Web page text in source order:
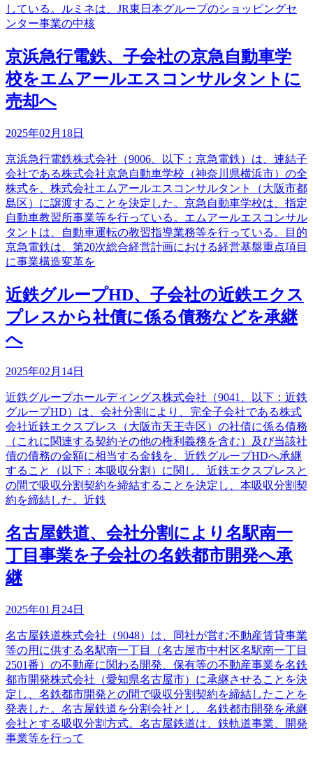
している。ルミネは、JR東日本グループのショッピングセ
ンター事業の中核
京浜急行電鉄、子会社の京急自動車学
校をエムアールエスコンサルタントに
売却へ
2025年02月18日
京浜急行電鉄株式会社（9006、以下：京急電鉄）は、連結子
会社である株式会社京急自動車学校（神奈川県横浜市）の全
株式を、株式会社エムアールエスコンサルタント（大阪市都
島区）に譲渡することを決定した。京急自動車学校は、指定
自動車教習所事業等を行っている。エムアールエスコンサル
タントは、自動車運転の教習指導業務等を行っている。目的
京急電鉄は、第20次総合経営計画における経営基盤重点項目
に事業構造変革を
近鉄グループHD、子会社の近鉄エクス
プレスから社債に係る債務などを承継
へ
2025年02月14日
近鉄グループホールディングス株式会社（9041、以下：近鉄
グループHD）は、会社分割により、完全子会社である株式
会社近鉄エクスプレス（大阪市天王寺区）の社債に係る債務
（これに関連する契約その他の権利義務を含む）及び当該社
債の債務の金額に相当する金銭を、近鉄グループHDへ承継
すること（以下：本吸収分割）に関し、近鉄エクスプレスと
の間で吸収分割契約を締結することを決定し、本吸収分割契
約を締結した。近鉄
名古屋鉄道、会社分割により名駅南一
丁目事業を子会社の名鉄都市開発へ承
継
2025年01月24日
名古屋鉄道株式会社（9048）は、同社が営む不動産賃貸事業
等の用に供する名駅南一丁目（名古屋市中村区名駅南一丁目
2501番）の不動産に関わる開発、保有等の不動産事業を名鉄
都市開発株式会社（愛知県名古屋市）に承継させることを決
定し、名鉄都市開発との間で吸収分割契約を締結したことを
発表した。名古屋鉄道を分割会社とし、名鉄都市開発を承継
会社とする吸収分割方式。名古屋鉄道は、鉄軌道事業、開発
事業等を行って